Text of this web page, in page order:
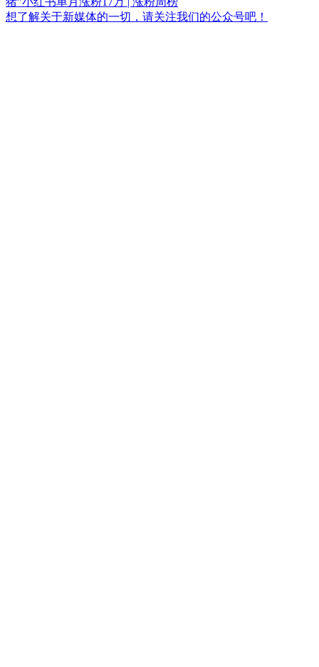
想了解关于新媒体的一切，请关注我们的公众号吧！